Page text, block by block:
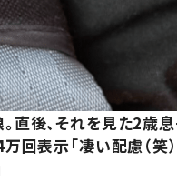
直後、それを見た2歳
表示「凄い配慮（笑）